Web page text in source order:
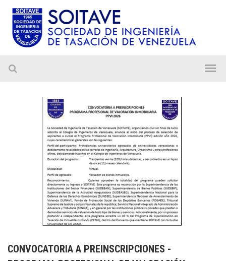
CONVOCATORIA A PREINSCRIPCIONES -